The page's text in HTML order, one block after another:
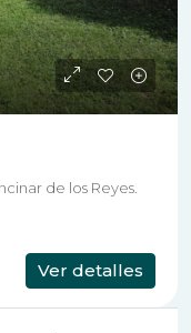
de los Reyes.
Ver detalles